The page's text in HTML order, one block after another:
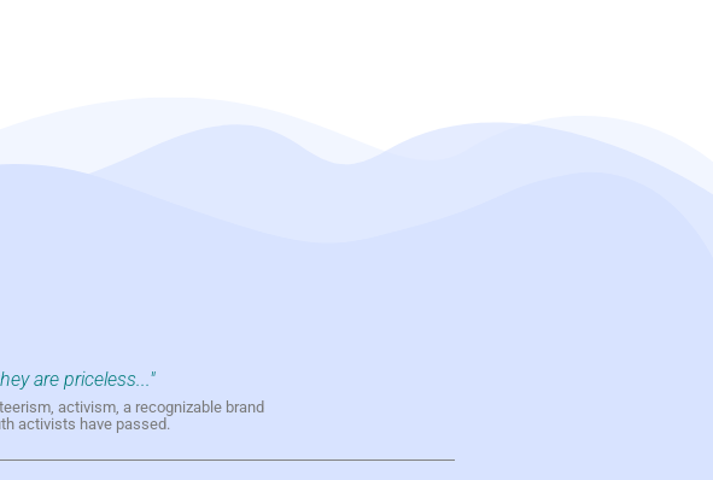
are priceless..."
activism, a recognizable brand
activists have passed.